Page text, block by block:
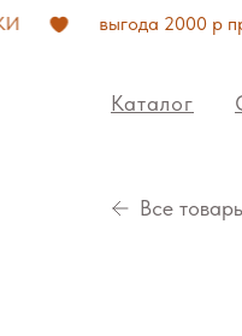
выгода 2000 р при
Каталог
Все